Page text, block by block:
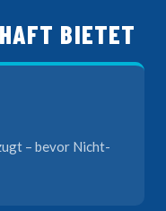
BIETET
– bevor Nicht-